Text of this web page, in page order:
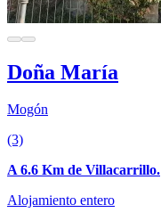
Doña María
Mogón
(3)
A 6.6 Km de Villacarrillo.
Alojamiento entero